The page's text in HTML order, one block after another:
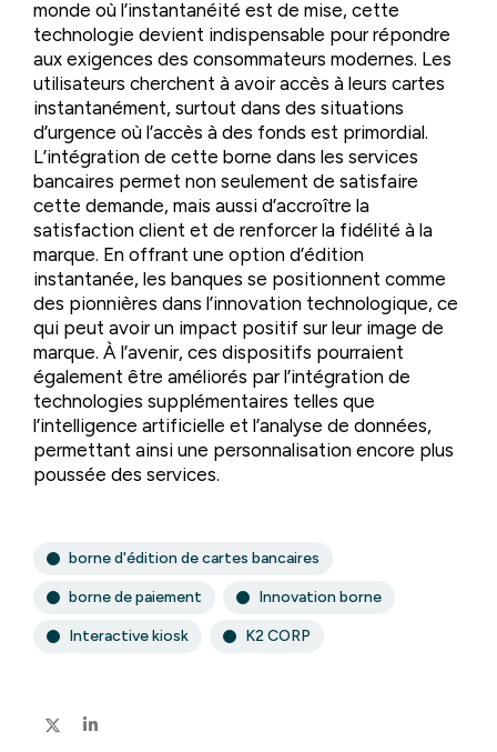
monde où l’instantanéité est de mise, cette
technologie devient indispensable pour répondre
aux exigences des consommateurs modernes. Les
utilisateurs cherchent à avoir accès à leurs cartes
instantanément, surtout dans des situations
d’urgence où l’accès à des fonds est primordial.
L’intégration de cette borne dans les services
bancaires permet non seulement de satisfaire
cette demande, mais aussi d’accroître la
satisfaction client et de renforcer la fidélité à la
marque. En offrant une option d’édition
instantanée, les banques se positionnent comme
des pionnières dans l’innovation technologique, ce
qui peut avoir un impact positif sur leur image de
marque. À l’avenir, ces dispositifs pourraient
également être améliorés par l’intégration de
technologies supplémentaires telles que
l’intelligence artificielle et l’analyse de données,
permettant ainsi une personnalisation encore plus
poussée des services.
borne d'édition de cartes bancaires
borne de paiement Innovation borne
Interactive kiosk K2 CORP